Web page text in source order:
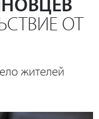
ОТ
жителей